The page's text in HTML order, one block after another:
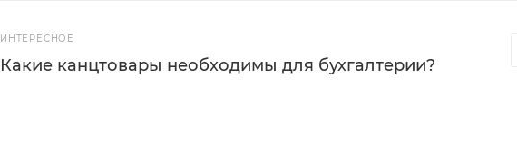
ИНТЕРЕСНОЕ
Какие канцтовары необходимы для бухгалтерии?